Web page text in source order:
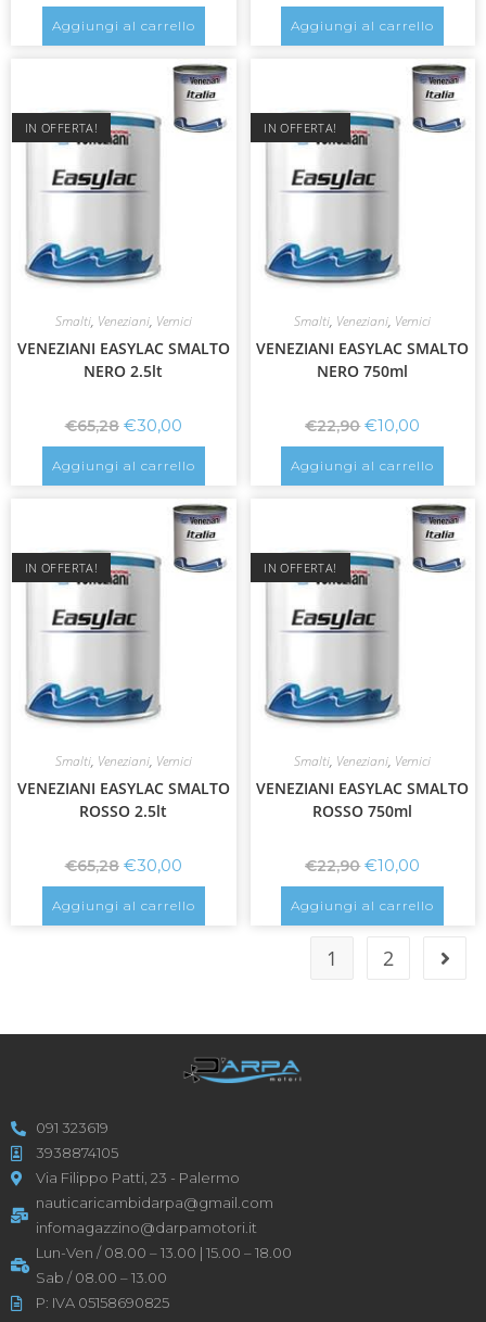
Aggiungi al carrello Aggiungi al carrello
IN OFFERTA!
Smalti, Veneziani, Vernici
VENEZIANI EASYLAC SMALTO
NERO 2.5lt
€65,28 €30,00
Aggiungi al carrello
IN OFFERTA!
Smalti, Veneziani, Vernici
VENEZIANI EASYLAC SMALTO
NERO 750ml
€22,90 €10,00
Aggiungi al carrello
IN OFFERTA!
Smalti, Veneziani, Vernici
VENEZIANI EASYLAC SMALTO
ROSSO 2.5lt
€65,28 €30,00
Aggiungi al carrello
IN OFFERTA!
Smalti, Veneziani, Vernici
VENEZIANI EASYLAC SMALTO
ROSSO 750ml
€22,90 €10,00
Aggiungi al carrello
1 2
091 323619
3938874105
Via Filippo Patti, 23 - Palermo
nauticaricambidarpa@gmail.com
infomagazzino@darpamotori.it
Lun-Ven / 08.00 – 13.00 | 15.00 – 18.00
Sab / 08.00 – 13.00
P: IVA 05158690825